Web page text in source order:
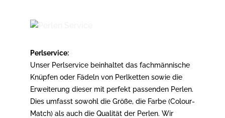
Perlservice:
Unser Perlservice beinhaltet das fachmännische
Knüpfen oder Fädeln von Perlketten sowie die
Erweiterung dieser mit perfekt passenden Perlen.
Dies umfasst sowohl die Größe, die Farbe (Colour-
Match) als auch die Qualität der Perlen. Wir